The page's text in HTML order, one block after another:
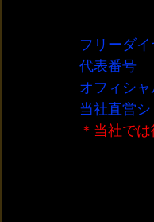
フリーダ
代表番号
オフィシャ
当社直営
＊当社で